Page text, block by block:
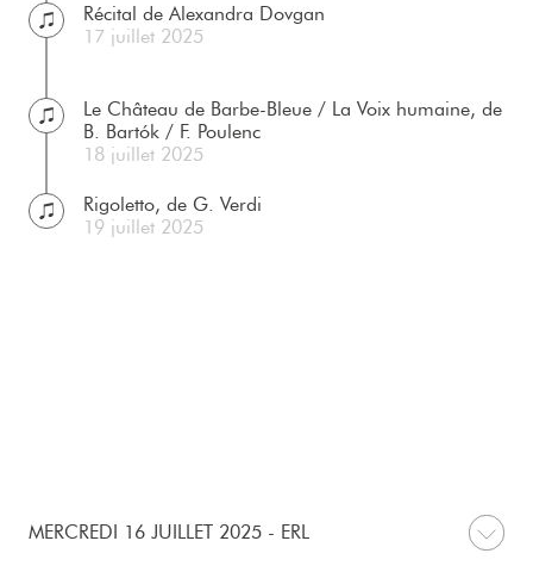
Récital de Alexandra Dovgan
17 juillet 2025
Le Château de Barbe-Bleue / La Voix humaine, de
B. Bartók / F. Poulenc
18 juillet 2025
Rigoletto, de G. Verdi
19 juillet 2025
MERCREDI 16 JUILLET 2025 - ERL